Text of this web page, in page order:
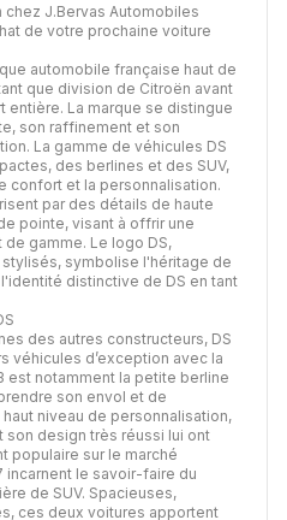
chez J.Bervas Automobiles
de votre prochaine voiture
automobile française haut de
que division de Citroën avant
entière. La marque se distingue
son raffinement et son
La gamme de véhicules DS
des berlines et des SUV,
confort et la personnalisation.
par des détails de haute
pointe, visant à offrir une
gamme. Le logo DS,
symbolise l'héritage de
distinctive de DS en tant
des autres constructeurs, DS
véhicules d’exception avec la
est notamment la petite berline
son envol et de
niveau de personnalisation,
design très réussi lui ont
populaire sur le marché
incarnent le savoir-faire du
de SUV. Spacieuses,
ces deux voitures apportent